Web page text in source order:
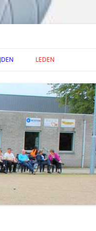
UITSLAGEN
LEDEN